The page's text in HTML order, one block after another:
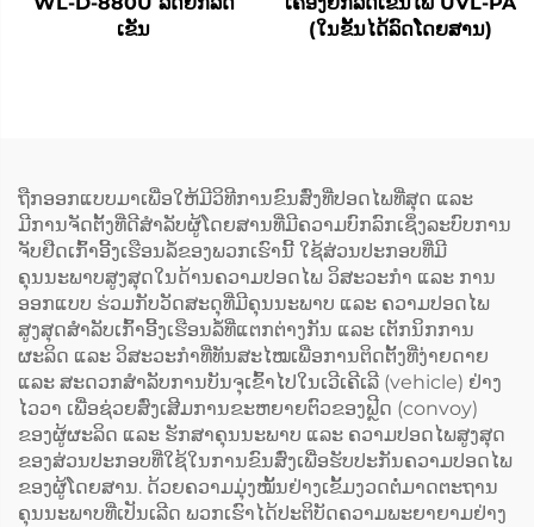
ເຂັນ
(ໃນຂັ້ນໄດ້ລົດໂດຍສານ)
ຖືກອອກແບບມາເພື່ອໃຫ້ມີວິທີການຂົນສົ່ງທີ່ປອດໄພທີ່ສຸດ ແລະ
ມີການຈັດຕັ້ງທີ່ດີສຳລັບຜູ້ໂດຍສານທີ່ມີຄວາມບົກລົກເຊິ່ງລະບົບການ
ຈັບຢືດເກົ້າອີ້ງເຮືອນລໍ້ຂອງພວກເຮົານີ້ ໃຊ້ສ່ວນປະກອບທີ່ມີ
ຄຸນນະພາບສູງສຸດໃນດ້ານຄວາມປອດໄພ ວິສະວະກຳ ແລະ ການ
ອອກແບບ ຮ່ວມກັບວັດສະດຸທີ່ມີຄຸນນະພາບ ແລະ ຄວາມປອດໄພ
ສູງສຸດສຳລັບເກົ້າອີ້ງເຮືອນລໍ້ທີ່ແຕກຕ່າງກັນ ແລະ ເຕັກນິກການ
ຜະລິດ ແລະ ວິສະວະກຳທີ່ທັນສະໄໝເພື່ອການຕິດຕັ້ງທີ່ງ່າຍດາຍ
ແລະ ສະດວກສຳລັບການບັນຈຸເຂົ້າໄປໃນເວີເຄີເລີ (vehicle) ຢ່າງ
ໄວວາ ເພື່ອຊ່ວຍສົ່ງເສີມການຂະຫຍາຍຕົວຂອງຟຼີດ (convoy)
ຂອງຜູ້ຜະລິດ ແລະ ຮັກສາຄຸນນະພາບ ແລະ ຄວາມປອດໄພສູງສຸດ
ຂອງສ່ວນປະກອບທີ່ໃຊ້ໃນການຂົນສົ່ງເພື່ອຮັບປະກັນຄວາມປອດໄພ
ຂອງຜູ້ໂດຍສານ. ດ້ວຍຄວາມມຸ່ງໝັ້ນຢ່າງເຂັ້ມງວດຕໍ່ມາດຕະຖານ
ຄຸນນະພາບທີ່ເປັນເລີດ ພວກເຮົາໄດ້ປະຕິບັດຄວາມພະຍາຍາມຢ່າງ